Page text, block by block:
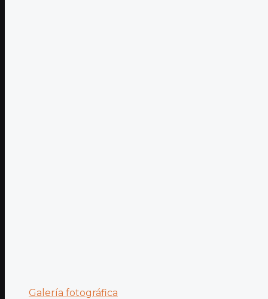
Galería fotográfica